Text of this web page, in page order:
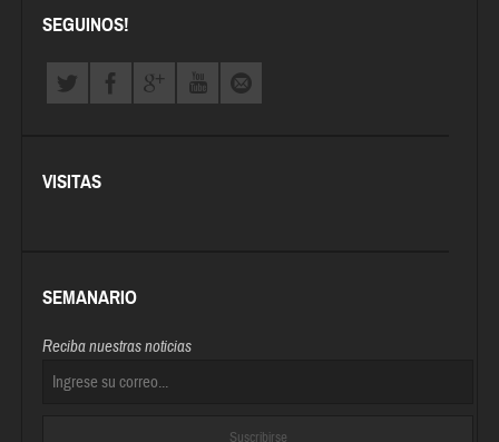
SEGUINOS!
VISITAS
SEMANARIO
Reciba nuestras noticias